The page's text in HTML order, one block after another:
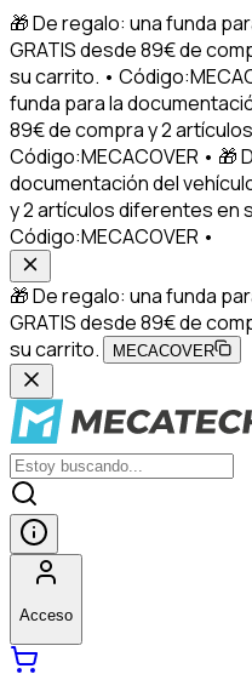
🎁 De regalo: una funda
GRATIS desde 89€ de
su carrito. •
funda para la
89€ de compra y 2
Código:MECACOVER • 🎁
documentación del
y 2 artículos diferentes en
Código:MECACOVER •
🎁 De regalo: una funda
GRATIS desde 89€ de
su carrito.
MECACOVER
Acceso